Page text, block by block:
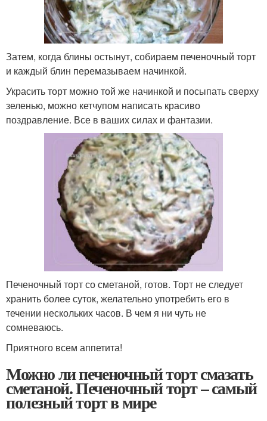
Затем, когда блины остынут, собираем печеночный торт
и каждый блин перемазываем начинкой.
Украсить торт можно той же начинкой и посыпать сверху
зеленью, можно кетчупом написать красиво
поздравление. Все в ваших силах и фантазии.
Печеночный торт со сметаной, готов. Торт не следует
хранить более суток, желательно употребить его в
течении нескольких часов. В чем я ни чуть не
сомневаюсь.
Приятного всем аппетита!
Можно ли печеночный торт смазать
сметаной. Печеночный торт – самый
полезный торт в мире